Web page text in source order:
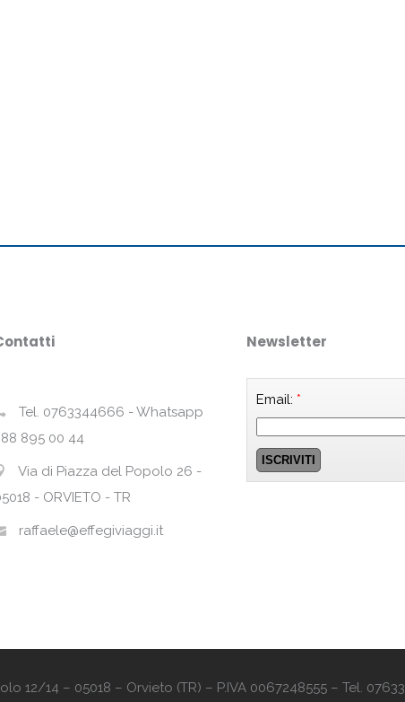
Tel. 0763344666 - Whatsapp
895 00 44
Via di Piazza del Popolo 26 -
- ORVIETO - TR
raffaele@effegiviaggi.it
Newsletter
Email: *
12/14 – 05018 – Orvieto (TR) – P.IVA 0067248555 – Tel.